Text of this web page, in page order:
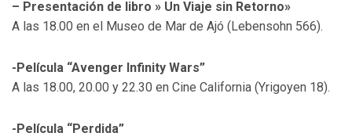
– Presentación de libro » Un Viaje sin Retorno»
A las 18.00 en el Museo de Mar de Ajó (Lebensohn 566).
-Película “Avenger Infinity Wars”
A las 18.00, 20.00 y 22.30 en Cine California (Yrigoyen 18).
-Película “Perdida”